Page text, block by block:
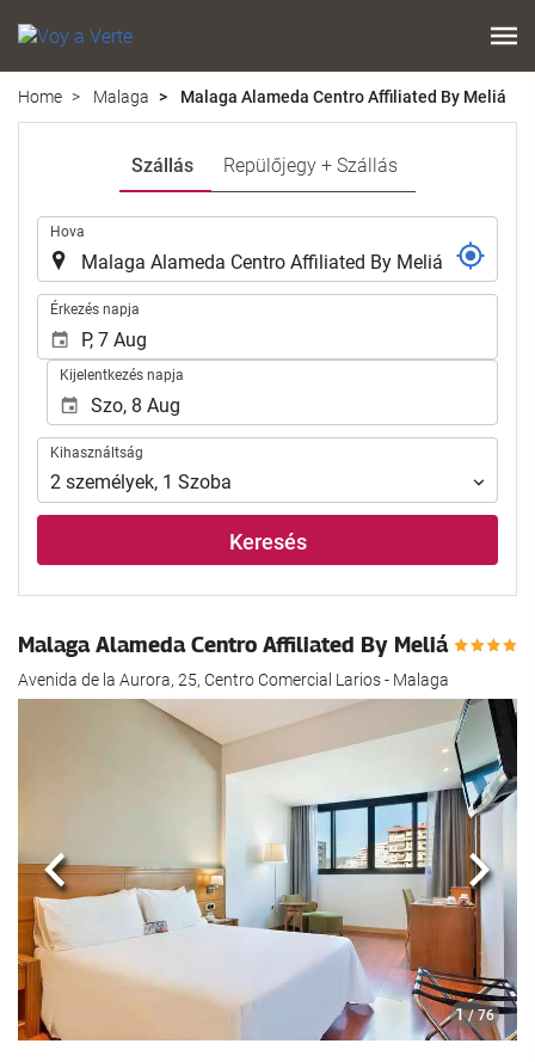
Home Malaga Malaga Alameda Centro Affiliated By Meliá
Szállás Repülőjegy + Szállás
Hova
Érkezés napja
Kijelentkezés napja
Kihasználtság
Kihasználtság
2 személyek, 1 Szoba
Keresés
Malaga Alameda Centro Affiliated By Meliá
Avenida de la Aurora, 25, Centro Comercial Larios - Malaga
1 / 76
Előző